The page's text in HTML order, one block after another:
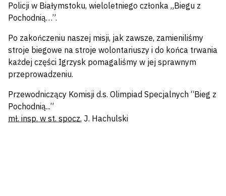
Policji w Białymstoku, wieloletniego członka „Biegu z
Pochodnią…”.
Po zakończeniu naszej misji, jak zawsze, zamieniliśmy
stroje biegowe na stroje wolontariuszy i do końca trwania
każdej części Igrzysk pomagaliśmy w jej sprawnym
przeprowadzeniu.
Przewodniczący Komisji d.s. Olimpiad Specjalnych “Bieg z
Pochodnią...”
mł. insp. w st. spocz. J. Hachulski